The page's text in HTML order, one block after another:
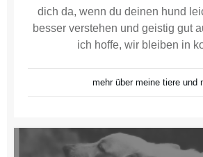
dich da, wenn du deinen hund
besser verstehen und geistig gut
ich hoffe, wir bleiben in
mehr über meine tiere und